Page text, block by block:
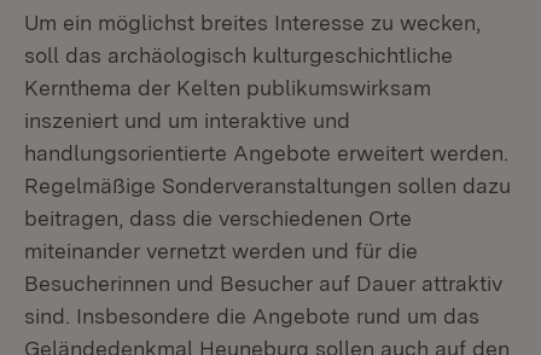
Um ein möglichst breites Interesse zu wecken,
soll das archäologisch kulturgeschichtliche
Kernthema der Kelten publikumswirksam
inszeniert und um interaktive und
handlungsorientierte Angebote erweitert werden.
Regelmäßige Sonderveranstaltungen sollen dazu
beitragen, dass die verschiedenen Orte
miteinander vernetzt werden und für die
Besucherinnen und Besucher auf Dauer attraktiv
sind. Insbesondere die Angebote rund um das
Geländedenkmal Heuneburg sollen auch auf den